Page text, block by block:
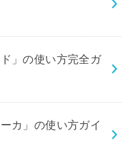
」の使い方完全ガ
カ」の使い方ガイ